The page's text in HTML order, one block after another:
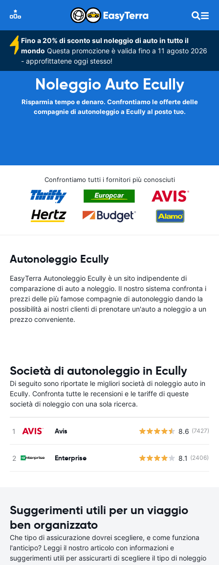
Fino a 20% di sconto sul noleggio di auto in tutto il
mondo Questa promozione è valida fino a 11 agosto 2026
- approfittatene oggi stesso!
Noleggio Auto Ecully
Risparmia tempo e denaro. Confrontiamo le offerte delle
compagnie di autonoleggio a Ecully al posto tuo.
Confrontiamo tutti i fornitori più conosciuti
Autonoleggio Ecully
EasyTerra Autonoleggio Ecully è un sito indipendente di
comparazione di auto a noleggio. Il nostro sistema confronta i
prezzi delle più famose compagnie di autonoleggio dando la
possibilità ai nostri clienti di prenotare un'auto a noleggio a un
prezzo conveniente.
Società di autonoleggio in Ecully
Di seguito sono riportate le migliori società di noleggio auto in
Ecully. Confronta tutte le recensioni e le tariffe di queste
società di noleggio con una sola ricerca.
Avis 8.6 (7427)
Enterprise 8.1 (2406)
Suggerimenti utili per un viaggio
ben organizzato
Che tipo di assicurazione dovrei scegliere, e come funziona
l'anticipo? Leggi il nostro articolo con informazioni e
suggerimenti utili per assicurarti di scegliere il tipo di noleggio